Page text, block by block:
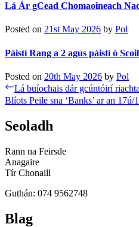
Lá Ár gCead Chomaoineach
Posted on 21st May 2026 by Pol
Páistí Rang a 2 agus páistí ó
Posted on 20th May 2026 by Pol
Post
navigation
Previous
post:
Lá buíochais dár gcúntóirí
Next
Blíots Peile sna ‘Banks’ ar an
Seoladh
Rann na Feirsde
Anagaire
Tír Chonaill
Guthán: 074 9562748
Blag